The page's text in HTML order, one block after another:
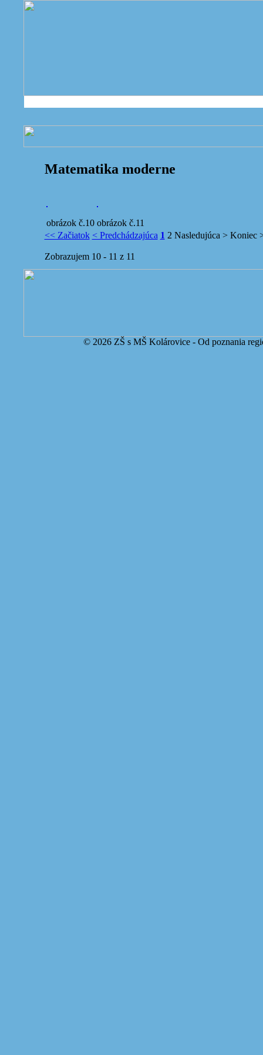
Matematika moderne
obrázok č.10 obrázok č.11
<< Začiatok < Predchádzajúca 1 2 Nasledujúca > Koniec
Zobrazujem 10 - 11 z 11
© 2026 ZŠ s MŠ Kolárovice - Od poznania